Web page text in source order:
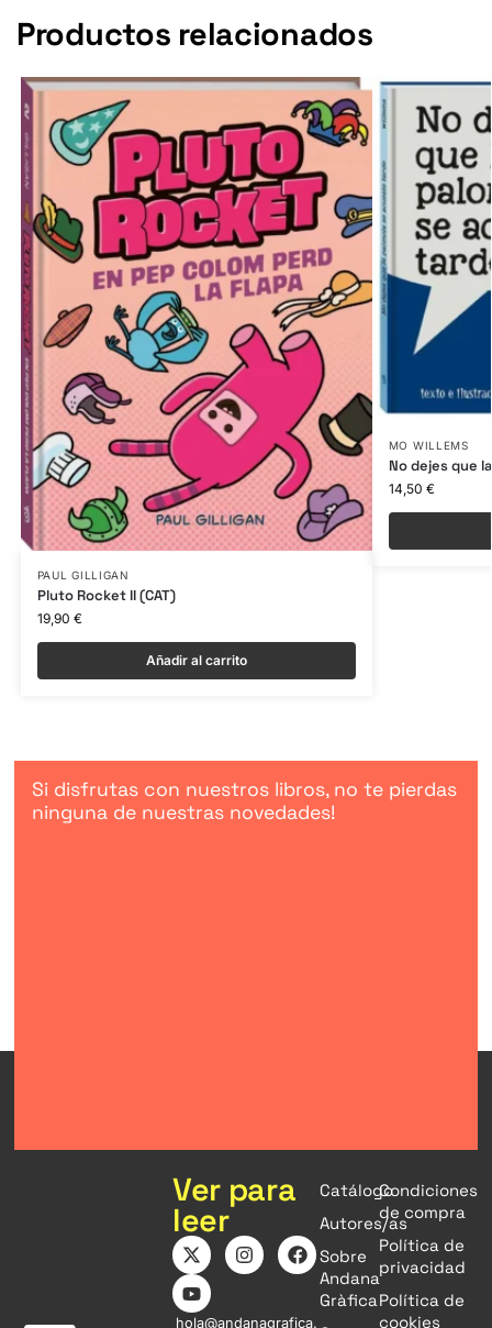
Productos relacionados
PAUL GILLIGAN
Pluto Rocket II (CAT)
19,90 €
Añadir al carrito
MO WILLEMS
No dejes que
14,50 €
Si disfrutas con nuestros libros, no te pierdas
ninguna de nuestras novedades!
Ver para
leer
hola@andanagrafica.
Catálogo
Autores/as
Sobre
Andana
Gràfica
Condiciones
de compra
Política de
privacidad
Política de
cookies